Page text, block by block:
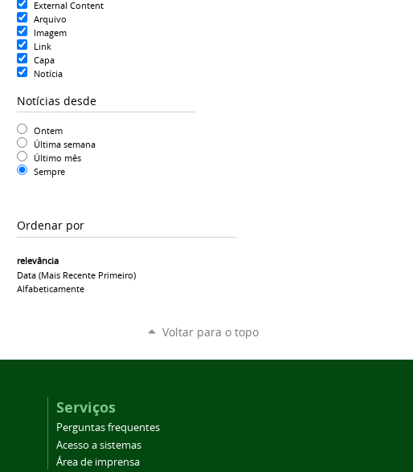
External Content
Arquivo
Imagem
Link
Capa
Notícia
Notícias desde
Ontem
Última semana
Último mês
Sempre
Ordenar por
relevância
Data (mais Recente Primeiro)
Alfabeticamente
Voltar para o topo
Serviços
Perguntas frequentes
Acesso a sistemas
Área de imprensa